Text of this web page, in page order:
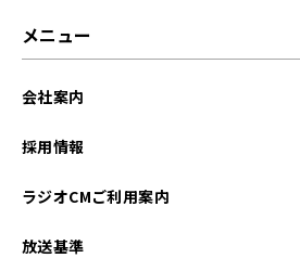
メニュー
会社案内
採用情報
ラジオCMご利用案内
放送基準